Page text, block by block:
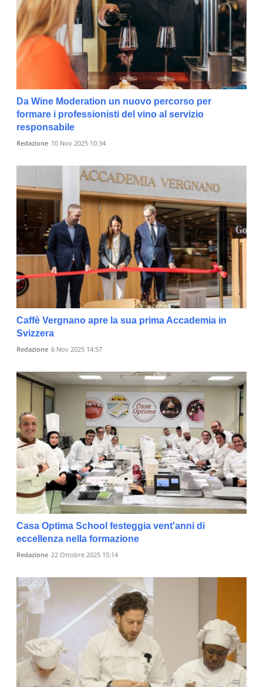
Da Wine Moderation un nuovo percorso per
formare i professionisti del vino al servizio
responsabile
Redazione 10 Nov 2025 10:34
Caffè Vergnano apre la sua prima Accademia in
Svizzera
Redazione 6 Nov 2025 14:57
Casa Optima School festeggia vent'anni di
eccellenza nella formazione
Redazione 22 Ottobre 2025 15:14